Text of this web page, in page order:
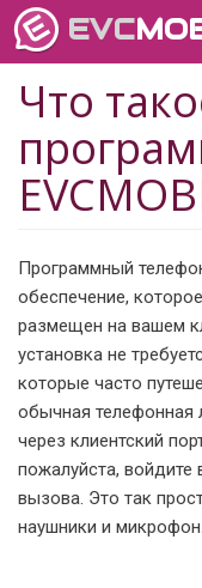
EVC
Что
Программный
обеспечение,
размещен на вашем
установка не
которые часто
обычная телефонная
через клиентский
пожалуйста, войдите
вызова. Это так
наушники и микрофон.